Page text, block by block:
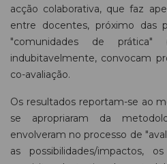
acção colaborativa, que faz
entre docentes, próximo das
"comunidades de prática"
indubitavelmente, convocam
co-avaliação.
Os resultados reportam-se ao
se apropriaram da
envolveram no processo de
as possibilidades/impactos,